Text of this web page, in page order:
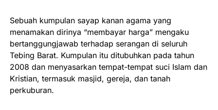
Sebuah kumpulan sayap kanan agama yang
menamakan dirinya “membayar harga” mengaku
bertanggungjawab terhadap serangan di seluruh
Tebing Barat. Kumpulan itu ditubuhkan pada tahun
2008 dan menyasarkan tempat-tempat suci Islam dan
Kristian, termasuk masjid, gereja, dan tanah
perkuburan.